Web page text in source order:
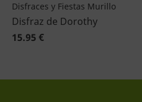
Disfraces y Fiestas Murillo
Disfraz de Dorothy
15.95 €